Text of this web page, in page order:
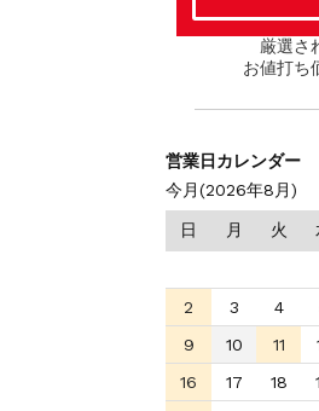
厳選さ
お値打ち
営業日カレンダー
今月(2026年8月)
日 月 火
2
3 4
9
10 11
16
17 18